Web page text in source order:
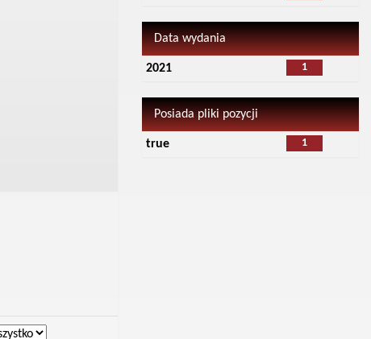
Data wydania
1
2021
Posiada pliki pozycji
1
true